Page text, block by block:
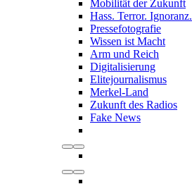
Mobilität der Zukunft
Hass. Terror. Ignoranz.
Pressefotografie
Wissen ist Macht
Arm und Reich
Digitalisierung
Elitejournalismus
Merkel-Land
Zukunft des Radios
Fake News